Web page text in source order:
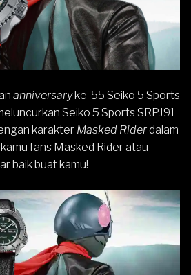
anniversaryke-55 Seiko 5 Sports
Seiko 5 Sports SRPJ91
karakter Masked Riderdalam
fans Masked Rider atau
baik buat kamu!